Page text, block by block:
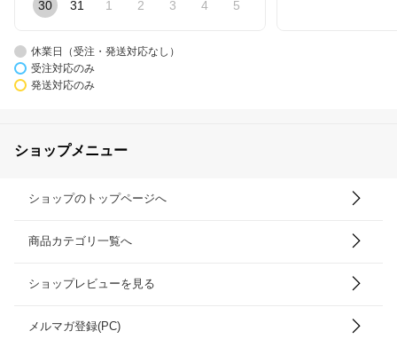
30 31 1 2 3 4 5
休業日（受注・発送対応なし）
受注対応のみ
発送対応のみ
ショップメニュー
ショップのトップページへ
商品カテゴリ一覧へ
ショップレビューを見る
メルマガ登録(PC)